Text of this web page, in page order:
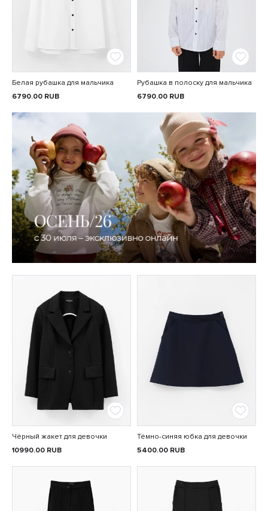
Белая рубашка для мальчика
6790.00 RUB
Рубашка в полоску для мальчика
6790.00 RUB
Чёрный жакет для девочки
10990.00 RUB
Тёмно-синяя юбка для девочки
5400.00 RUB